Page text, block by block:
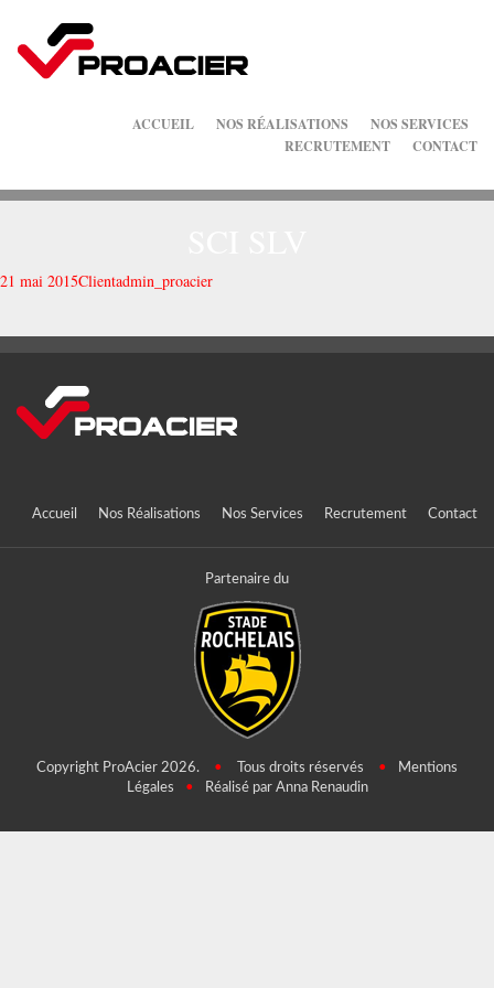
ACCUEIL NOS RÉALISATIONS
NOS SERVICES
RECRUTEMENT
CONTACT
21 mai 2015Clientadmin_proacier
Accueil Nos Réalisations Nos Services Recrutement Contact
Partenaire du
Copyright ProAcier 2026. • Tous droits réservés •
Mentions
Légales
• Réalisé par Anna Renaudin